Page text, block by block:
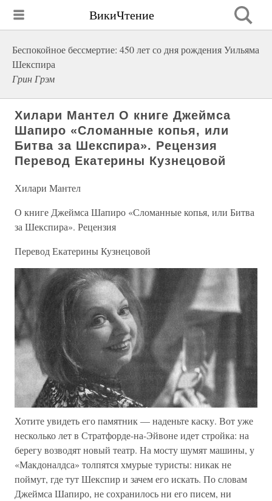
ВикиЧтение
Беспокойное бессмертие: 450 лет со дня рождения Уильяма
Шекспира
Грин Грэм
Хилари Мантел О книге Джеймса
Шапиро «Сломанные копья, или
Битва за Шекспира». Рецензия
Перевод Екатерины Кузнецовой
Хилари Мантел
О книге Джеймса Шапиро «Сломанные копья, или Битва
за Шекспира». Рецензия
Перевод Екатерины Кузнецовой
Хотите увидеть его памятник — наденьте каску. Вот уже
несколько лет в Стратфорде-на-Эйвоне идет стройка: на
берегу возводят новый театр. На мосту шумят машины, у
«Макдоналдса» толпятся хмурые туристы: никак не
поймут, где тут Шекспир и зачем его искать. По словам
Джеймса Шапиро, не сохранилось ни его писем, ни